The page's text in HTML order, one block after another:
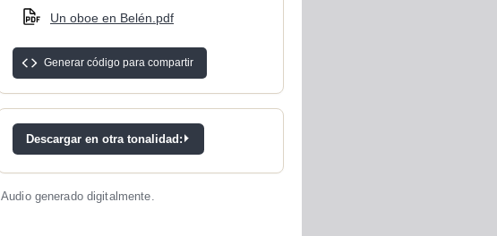
Un oboe en Belén.pdf
Generar código para compartir
Descargar en otra tonalidad:
Audio generado digitalmente.